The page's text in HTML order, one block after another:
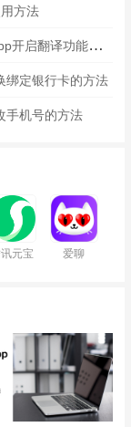
方法
阿里卖家app怎么开启翻译功能？阿里卖家app开启翻译功能的方法
绑定银行卡的方法
手机号的方法
元宝 爱聊